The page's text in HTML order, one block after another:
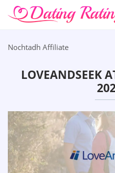
Nochtadh Affiliate
LOVEANDSEEK